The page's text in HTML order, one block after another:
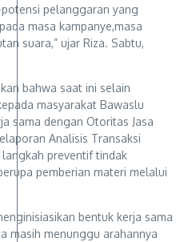
pelanggaran yang
masa kampanye,masa
suara,” ujar Riza. Sabtu,
bahwa saat ini selain
masyarakat Bawaslu
sama dengan Otoritas Jasa
Analisis Transaksi
langkah preventif tindak
pemberian materi melalui
bentuk kerja sama
masih menunggu arahannya